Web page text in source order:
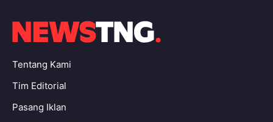
Tentang Kami
Tim Editorial
Pasang Iklan